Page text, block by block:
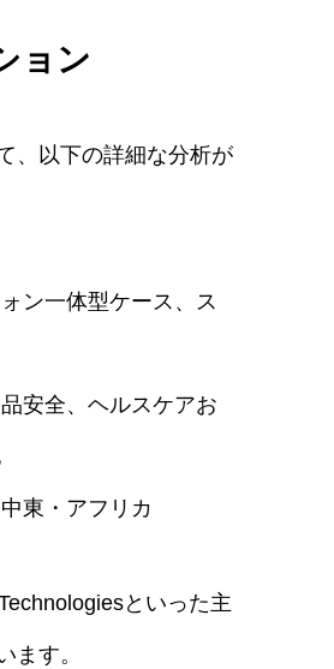
ョン
、以下の詳細な分析が
ン一体型ケース、ス
安全、ヘルスケアお
東・アフリカ
といった主
ます。